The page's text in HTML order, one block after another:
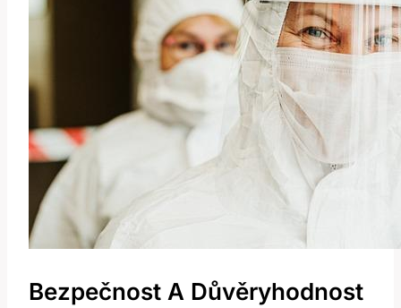
Bezpečnost A​ Důvěryhodnost